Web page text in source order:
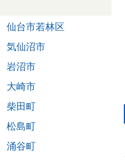
仙台市若林区
気仙沼市
岩沼市
大崎市
柴田町
松島町
涌谷町